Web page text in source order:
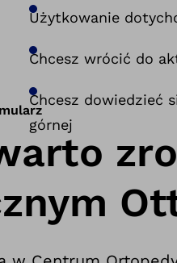
Użytkowanie
Chcesz wrócić do
Chcesz dowiedzieć
górnej